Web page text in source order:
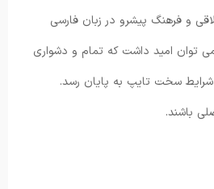
و فرهنگ پیشرو در زبان فارسی
توان امید داشت که تمام و دشواری
شرایط سخت تایپ به پایان رسد.
باشند.